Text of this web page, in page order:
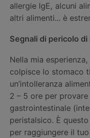
allergie IgE, alcuni
altri alimenti... è
Segnali di pericolo
Nella mia
colpisce lo stomaco
un’intolleranza
2 – 5 ore per
gastrointestinale
peristalsico. È
per raggiungere il